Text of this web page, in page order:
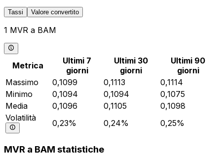
Tassi Valore convertito
1 MVR a BAM
Metrica
Ultimi 7
giorni
Ultimi 30
giorni
Ultimi 90
giorni
Massimo
0,1099 0,1113
0,1114
Minimo
0,1094 0,1094
0,1075
Media
0,1096 0,1105
0,1098
Volatilità
0,23% 0,24% 0,25%
MVR a BAM statistiche